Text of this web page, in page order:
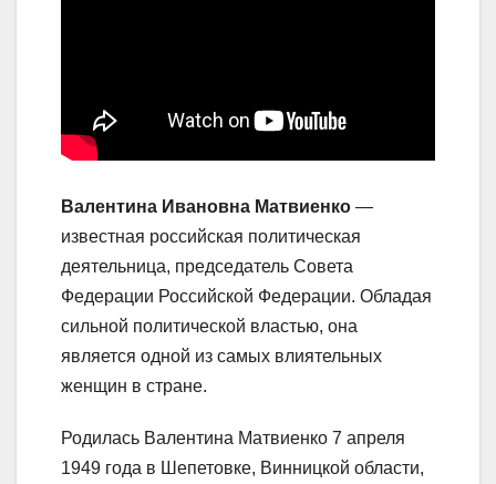
Валентина Ивановна Матвиенко —
известная российская политическая
деятельница, председатель Совета
Федерации Российской Федерации. Обладая
сильной политической властью, она
является одной из самых влиятельных
женщин в стране.
Родилась Валентина Матвиенко 7 апреля
1949 года в Шепетовке, Винницкой области,